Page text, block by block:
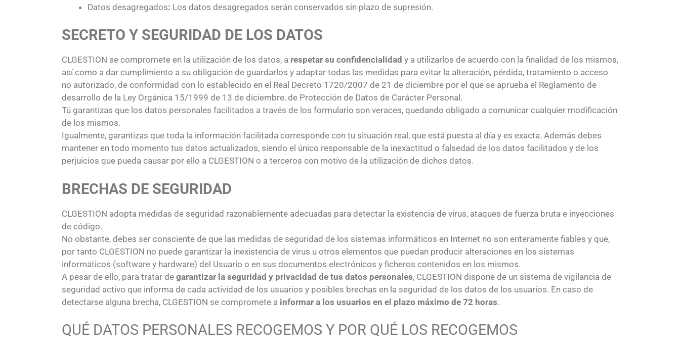
Datos desagregados: Los datos desagregados serán conservados sin plazo de supresión.
SECRETO Y SEGURIDAD DE LOS DATOS
CLGESTION se compromete en la utilización de los datos, a respetar su confidencialidad y a utilizarlos de acuerdo con la finalidad de los mismos,
así como a dar cumplimiento a su obligación de guardarlos y adaptar todas las medidas para evitar la alteración, pérdida, tratamiento o acceso
no autorizado, de conformidad con lo establecido en el Real Decreto 1720/2007 de 21 de diciembre por el que se aprueba el Reglamento de
desarrollo de la Ley Orgánica 15/1999 de 13 de diciembre, de Protección de Datos de Carácter Personal.
Tú garantizas que los datos personales facilitados a través de los formulario son veraces, quedando obligado a comunicar cualquier modificación
de los mismos.
Igualmente, garantizas que toda la información facilitada corresponde con tu situación real, que está puesta al día y es exacta. Además debes
mantener en todo momento tus datos actualizados, siendo el único responsable de la inexactitud o falsedad de los datos facilitados y de los
perjuicios que pueda causar por ello a CLGESTION o a terceros con motivo de la utilización de dichos datos.
BRECHAS DE SEGURIDAD
CLGESTION adopta medidas de seguridad razonablemente adecuadas para detectar la existencia de virus, ataques de fuerza bruta e inyecciones
de código.
No obstante, debes ser consciente de que las medidas de seguridad de los sistemas informáticos en Internet no son enteramente fiables y que,
por tanto CLGESTION no puede garantizar la inexistencia de virus u otros elementos que puedan producir alteraciones en los sistemas
informáticos (software y hardware) del Usuario o en sus documentos electrónicos y ficheros contenidos en los mismos.
A pesar de ello, para tratar de garantizar la seguridad y privacidad de tus datos personales, CLGESTION dispone de un sistema de vigilancia de
seguridad activo que informa de cada actividad de los usuarios y posibles brechas en la seguridad de los datos de los usuarios. En caso de
detectarse alguna brecha, CLGESTION se compromete a informar a los usuarios en el plazo máximo de 72 horas.
QUÉ DATOS PERSONALES RECOGEMOS Y POR QUÉ LOS RECOGEMOS